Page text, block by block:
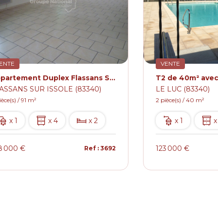
Appartement Duplex Flassans Sur Issole 4 pièce(s) 91 m2
SUR ISSOLE (83340)
/ 91 m²
x 1 x 4 x 2
000 € Ref : 3692
VENTE
LE LUC (83340)
2 pièce(s) / 40 m²
x 1
123 000 €